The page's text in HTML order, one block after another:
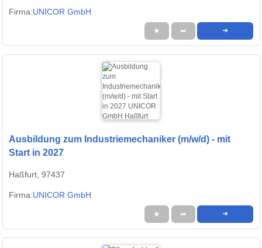
Firma:UNICOR GmbH
★ ➦ ➜
Ausbildung zum Industriemechaniker (m/w/d) - mit
Start in 2027
Haßfurt, 97437
Firma:UNICOR GmbH
★ ➦ ➜